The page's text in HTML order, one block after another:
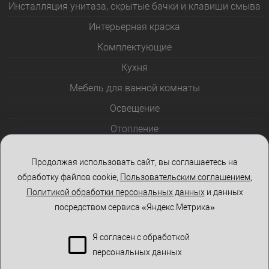
Инсталляция унитаза, скрытые бачки и клавиши смыва
Интерьерная краска
Комплектующие
Кухня
Мебель для ванной комнаты
Освещение
Отопление
Розетки и выключатели
Стеклоблоки
Столы и стулья
Продолжая использовать сайт, вы соглашаетесь на
обработку файлов cookie, Пользовательским соглашением,
Политикой обработки персональных данных и данных
посредством сервиса «Яндекс.Метрика»
Я согласен с обработкой
персональных данных